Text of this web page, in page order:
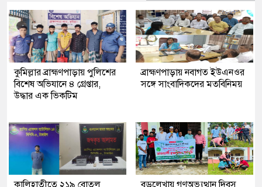
কুমিল্লার ব্রাহ্মণপাড়ায় পুলিশের
বিশেষ অভিযানে ৪ গ্রেপ্তার,
উদ্ধার এক ভিকটিম
ব্রাহ্মণপাড়ায় নবাগত ইউএনওর
সঙ্গে সাংবাদিকদের মতবিনিময়